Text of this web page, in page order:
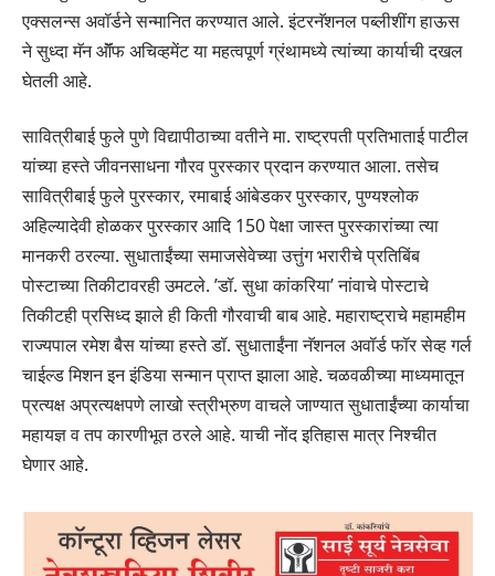
एक्सलन्स अवॉर्डने सन्मानित करण्यात आले. इंटरनॅशनल पब्लीशींग हाऊस
ने सुध्दा मॅन ऑॅफ अचिव्हमेंट या महत्वपूर्ण ग्रंथामध्ये त्यांच्या कार्याची दखल
घेतली आहे.
सावित्रीबाई फुले पुणे विद्यापीठाच्या वतीने मा. राष्ट्रपती प्रतिभाताई पाटील
यांच्या हस्ते जीवनसाधना गौरव पुरस्कार प्रदान करण्यात आला. तसेच
सावित्रीबाई फुले पुरस्कार, रमाबाई आंबेडकर पुरस्कार, पुण्यश्लोक
अहिल्यादेवी होळकर पुरस्कार आदि 150 पेक्षा जास्त पुरस्कारांच्या त्या
मानकरी ठरल्या. सुधाताईंच्या समाजसेवेच्या उत्तुंग भरारीचे प्रतिबिंब
पोस्टाच्या तिकीटावरही उमटले. ’डॉ. सुधा कांकरिया’ नांवाचे पोस्टाचे
तिकीटही प्रसिध्द झाले ही किती गौरवाची बाब आहे. महाराष्ट्राचे महामहीम
राज्यपाल रमेश बैस यांच्या हस्ते डॉ. सुधाताईंना नॅशनल अवॉर्ड फॉर सेव्ह गर्ल
चाईल्ड मिशन इन इंडिया सन्मान प्राप्त झाला आहे. चळवळीच्या माध्यमातून
प्रत्यक्ष अप्रत्यक्षपणे लाखो स्त्रीभ्रुण वाचले जाण्यात सुधाताईंच्या कार्याचा
महायज्ञ व तप कारणीभूत ठरले आहे. याची नोंद इतिहास मात्र निश्चीत
घेणार आहे.